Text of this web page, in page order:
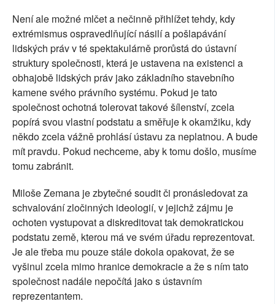
Není ale možné mlčet a nečinně přihlížet tehdy, kdy
extrémismus ospravedlňující násilí a pošlapávání
lidských práv v té spektakulárně prorůstá do ústavní
struktury společnosti, která je ustavena na existenci a
obhajobě lidských práv jako základního stavebního
kamene svého právního systému. Pokud je tato
společnost ochotná tolerovat takové šílenství, zcela
popírá svou vlastní podstatu a směřuje k okamžiku, kdy
někdo zcela vážně prohlásí ústavu za neplatnou. A bude
mít pravdu. Pokud nechceme, aby k tomu došlo, musíme
tomu zabránit.
Miloše Zemana je zbytečné soudit či pronásledovat za
schvalování zločinných ideologií, v jejichž zájmu je
ochoten vystupovat a diskreditovat tak demokratickou
podstatu země, kterou má ve svém úřadu reprezentovat.
Je ale třeba mu pouze stále dokola opakovat, že se
vyšinul zcela mimo hranice demokracie a že s ním tato
společnost nadále nepočítá jako s ústavním
reprezentantem.